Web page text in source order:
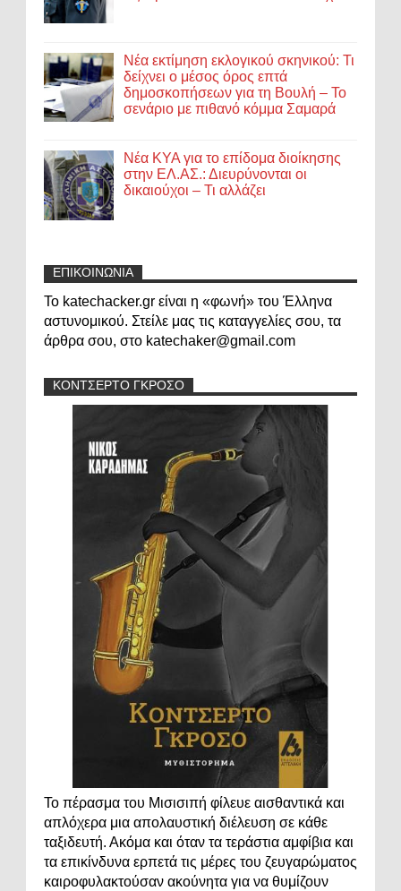
Νέα εκτίμηση εκλογικού σκηνικού: Τι
δείχνει ο μέσος όρος επτά
δημοσκοπήσεων για τη Βουλή – Το
σενάριο με πιθανό κόμμα Σαμαρά
Νέα ΚΥΑ για το επίδομα διοίκησης
στην ΕΛ.ΑΣ.: Διευρύνονται οι
δικαιούχοι – Τι αλλάζει
ΕΠΙΚΟΙΝΩΝΙΑ
Το katechacker.gr είναι η «φωνή» του Έλληνα
αστυνομικού. Στείλε μας τις καταγγελίες σου, τα
άρθρα σου, στο katechaker@gmail.com
ΚΟΝΤΣΕΡΤΟ ΓΚΡΟΣΟ
Το πέρασμα του Μισισιπή φίλευε αισθαντικά και
απλόχερα μια απολαυστική διέλευση σε κάθε
ταξιδευτή. Ακόμα και όταν τα τεράστια αμφίβια και
τα επικίνδυνα ερπετά τις μέρες του ζευγαρώματος
καιροφυλακτούσαν ακούνητα για να θυμίζουν